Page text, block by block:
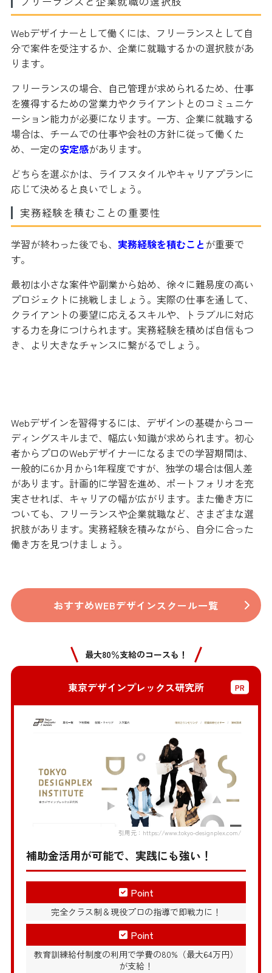
Webデザイナーとして働くには、フリーランスとして自
分で案件を受注するか、企業に就職するかの選択肢があ
ります。
フリーランスの場合、自己管理が求められるため、仕事
を獲得するための営業力やクライアントとのコミュニケ
ーション能力が必要になります。一方、企業に就職する
場合は、チームでの仕事や会社の方針に従って働くた
め、一定の安定感があります。
どちらを選ぶかは、ライフスタイルやキャリアプランに
応じて決めると良いでしょう。
実務経験を積むことの重要性
学習が終わった後でも、 実務経験を積むことが重要で
す。
最初は小さな案件や副業から始め、徐々に難易度の高い
プロジェクトに挑戦しましょう。実際の仕事を通して、
クライアントの要望に応えるスキルや、トラブルに対応
する力を身につけられます。実務経験を積めば自信もつ
き、より大きなチャンスに繋がるでしょう。
Webデザインを習得するには、デザインの基礎からコー
ディングスキルまで、幅広い知識が求められます。初心
者からプロのWebデザイナーになるまでの学習期間は、
一般的に6か月から1年程度ですが、独学の場合は個人差
があります。計画的に学習を進め、ポートフォリオを充
実させれば、キャリアの幅が広がります。また働き方に
ついても、フリーランスや企業就職など、さまざまな選
択肢があります。実務経験を積みながら、自分に合った
働き方を見つけましょう。
おすすめWEBデザインスクール一覧
最大80％支給のコースも！
東京デザインプレックス研究所
引用元：https://www.tokyo-designplex.com/
補助金活用が可能で、実践にも強い！
Point
完全クラス制＆現役プロの指導で即戦力に！
Point
教育訓練給付制度の利用で学費の80%（最大64万円）
が支給！